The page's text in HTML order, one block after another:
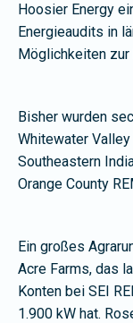
Hoosier Energy
Energieaudits in
Möglichkeiten
Bisher wurden
Whitewater Valley
Southeastern
Orange County
Ein großes
Acre Farms, das
Konten bei SEI
1.900 kW hat.